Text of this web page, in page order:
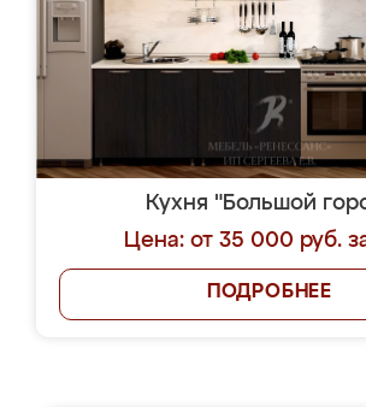
Кухня "Большой
Цена: от 35 000 руб.
ПОДРОБНЕЕ